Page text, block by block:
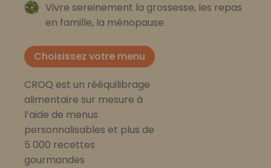
Vivre sereinement la grossesse, les repas
en famille, la ménopause
Choisissez votre menu
CROQ est un rééquilibrage
alimentaire sur mesure à
l’aide de menus
personnalisables et plus de
5 000 recettes
gourmandes